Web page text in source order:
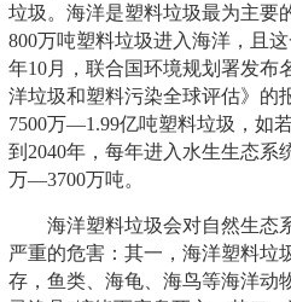
垃圾。海洋是塑料垃圾最为主要
800万吨塑料垃圾进入海洋，且
年10月，联合国环境规划署发布
洋垃圾和塑料污染全球评估》的
7500万—1.99亿吨塑料垃圾，如
到2040年，每年进入水生生态系
万—3700万吨。
海洋塑料垃圾会对自然生态
严重的危害：其一，海洋塑料垃
存，鱼类、海龟、海鸟等海洋动